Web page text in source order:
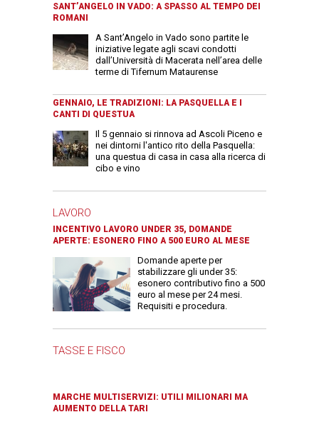
SANT’ANGELO IN VADO: A SPASSO AL TEMPO DEI
ROMANI
A Sant’Angelo in Vado sono partite le
iniziative legate agli scavi condotti
dall’Università di Macerata nell’area delle
terme di Tifernum Mataurense
GENNAIO, LE TRADIZIONI: LA PASQUELLA E I
CANTI DI QUESTUA
Il 5 gennaio si rinnova ad Ascoli Piceno e
nei dintorni l'antico rito della Pasquella:
una questua di casa in casa alla ricerca di
cibo e vino
LAVORO
INCENTIVO LAVORO UNDER 35, DOMANDE
APERTE: ESONERO FINO A 500 EURO AL MESE
Domande aperte per
stabilizzare gli under 35:
esonero contributivo fino a 500
euro al mese per 24 mesi.
Requisiti e procedura.
TASSE E FISCO
MARCHE MULTISERVIZI: UTILI MILIONARI MA
AUMENTO DELLA TARI